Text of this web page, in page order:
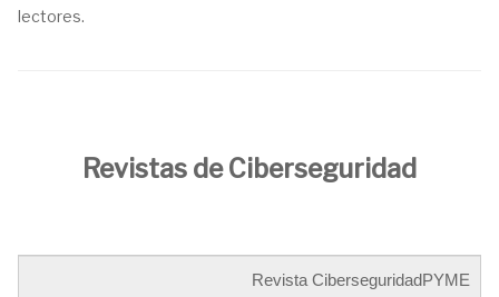
lectores.
Revistas de Ciberseguridad
Revista CiberseguridadPYME